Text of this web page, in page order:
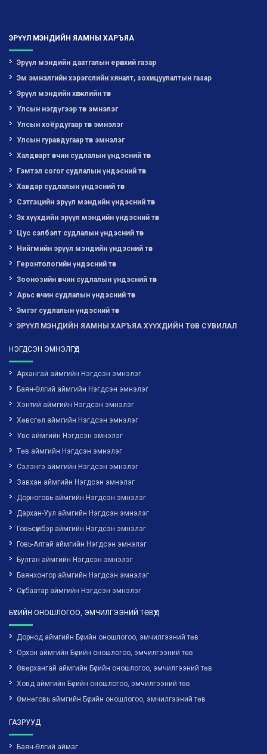
ЭРҮҮЛ МЭНДИЙН ЯАМНЫ ХАРЪЯА
Эрүүл мэндийн даатгалын ерөнхий газар
Эм эмнэлгийн хэрэгслийн хяналт, зохицуулалтын газар
Эрүүл мэндийн хөгжлийн төв
Улсын нэгдүгээр төв эмнэлэг
Улсын хоёрдугаар төв эмнэлэг
Улсын гуравдугаар төв эмнэлэг
Халдварт өвчин судлалын үндэсний төв
Гэмтэл согог судлалын үндэсний төв
Хавдар судлалын үндэсний төв
Сэтгэцийн эрүүл мэндийн үндэсний төв
Эх хүүхдийн эрүүл мэндийн үндэсний төв
Цус сэлбэлт судлалын үндэсний төв
Нийгмийн эрүүл мэндийн үндэсний төв
Геронтологийн үндэсний төв
Зоонозийн өвчин судлалын үндэсний төв
Арьс өвчин судлалын үндэсний төв
Эмгэг судлалын үндэсний төв
ЭРҮҮЛ МЭНДИЙН ЯАМНЫ ХАРЪЯА ХҮҮХДИЙН ТӨВ СУВИЛАЛ
НЭГДСЭН ЭМНЭЛГҮҮД
Архангай аймгийн Нэгдсэн эмнэлэг
Баян-Өлгий аймгийн Нэгдсэн эмнэлэг
Хэнтий аймгийн Нэгдсэн эмнэлэг
Хөвсгөл аймгийн Нэгдсэн эмнэлэг
Увс аймгийн Нэгдсэн эмнэлэг
Төв аймгийн Нэгдсэн эмнэлэг
Сэлэнгэ аймгийн Нэгдсэн эмнэлэг
Завхан аймгийн Нэгдсэн эмнэлэг
Дорноговь аймгийн Нэгдсэн эмнэлэг
Дархан-Уул аймгийн Нэгдсэн эмнэлэг
Говьсүмбэр аймгийн Нэгдсэн эмнэлэг
Говь-Алтай аймгийн Нэгдсэн эмнэлэг
Булган аймгийн Нэгдсэн эмнэлэг
Баянхонгор аймгийн Нэгдсэн эмнэлэг
Сүхбаатар аймгийн Нэгдсэн эмнэлэг
БҮСИЙН ОНОШЛОГОО, ЭМЧИЛГЭЭНИЙ ТӨВҮҮД
Дорнод аймгийн Бүсийн оношлогоо, эмчилгээний төв
Орхон аймгийн Бүсийн оношлогоо, эмчилгээний төв
Өвөрхангай аймгийн Бүсийн оношлогоо, эмчилгээний төв
Ховд аймгийн Бүсийн оношлогоо, эмчилгээний төв
Өмнөговь аймгийн Бүсийн оношлогоо, эмчилгээний төв
ГАЗРУУД
Баян-Өлгий аймаг